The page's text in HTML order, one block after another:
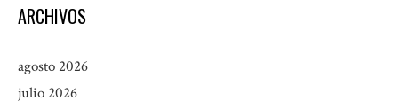
ARCHIVOS
agosto 2026
julio 2026